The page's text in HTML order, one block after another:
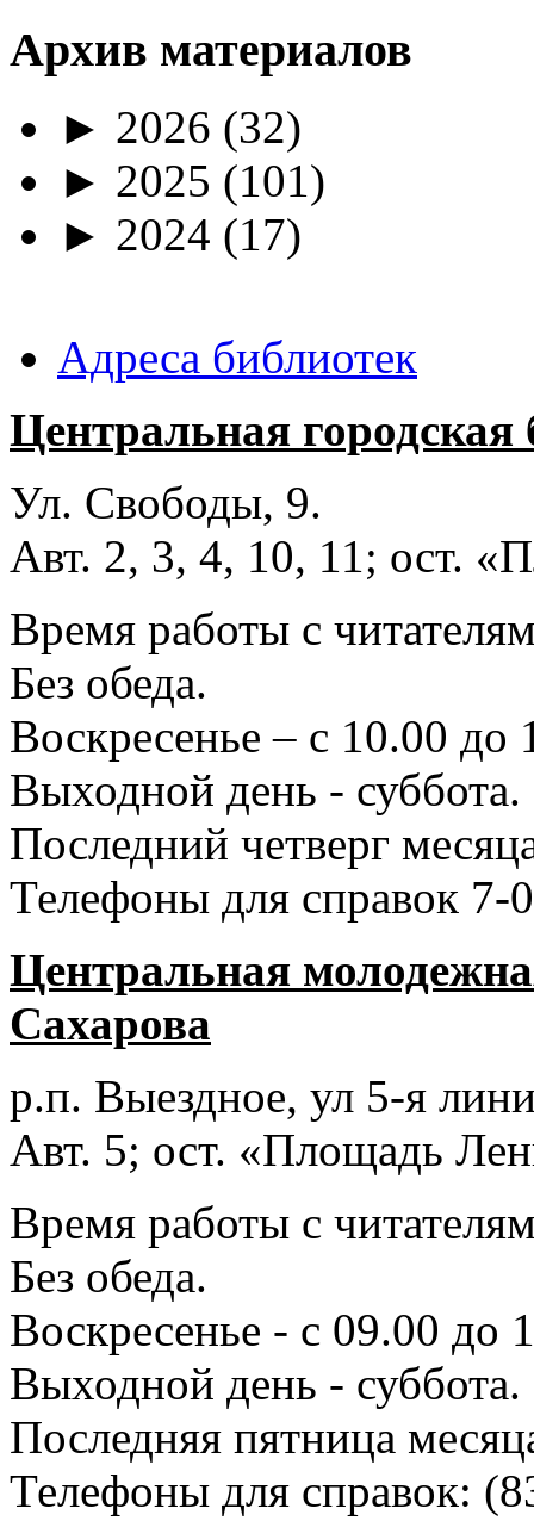
Архив материалов
► 2026 (32)
► 2025 (101)
► 2024 (17)
Адреса библиотек
Центральная
Ул. Свободы, 9.
Авт. 2, 3, 4, 10, 11; ост.
Время работы с
Без обеда.
Воскресенье – с 10.00 до
Выходной день - суббота.
Последний четверг
Телефоны для справок 7-
Центральная
Сахарова
р.п. Выездное, ул 5-я
Авт. 5; ост. «Площадь
Время работы с
Без обеда.
Воскресенье - с 09.00 до
Выходной день - суббота.
Последняя пятница
Телефоны для справок: